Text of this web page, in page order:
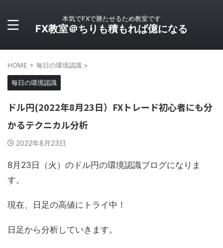
本気でFXで勝たせるため教室です
FX教室＠ちりも積もれば億になる
HOME > 毎日の環境認識 >
毎日の環境認識
ドル円(2022年8月23日）FXトレード初心者にも分
かるテクニカル分析
2022年8月23日
8月23日（火）のドル円の環境認識ブログになりま
す。
現在、日足の高値にトライ中！
日足から分析していきます。